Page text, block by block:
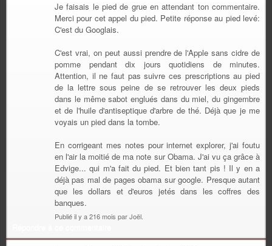
Je faisais le pied de grue en attendant ton commentaire.
Merci pour cet appel du pied. Petite réponse au pied levé:
C'est du Googlais.
C'est vrai, on peut aussi prendre de l'Apple sans cidre de
pomme pendant dix jours quotidiens de minutes.
Attention, il ne faut pas suivre ces prescriptions au pied
de la lettre sous peine de se retrouver les deux pieds
dans le même sabot englués dans du miel, du gingembre
et de l'huile d'antiseptique d'arbre de thé. Déjà que je me
voyais un pied dans la tombe.
En corrigeant mes notes pour internet explorer, j'ai foutu
en l'air la moitié de ma note sur Obama. J'ai vu ça grâce à
Edvige... qui m'a fait du pied. Et bien tant pis ! Il y en a
déjà pas mal de pages obama sur google. Presque autant
que les dollars et d'euros jetés dans les coffres des
banques.
Publié il y a 216 mois par Joël.